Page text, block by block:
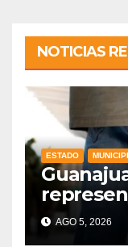
NOTICIAS
ESTADO
para
la niñez
AGO 5, 2026